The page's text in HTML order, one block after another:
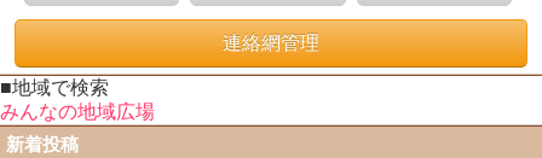
連絡網管理
■地域で検索
みんなの地域広場
新着投稿